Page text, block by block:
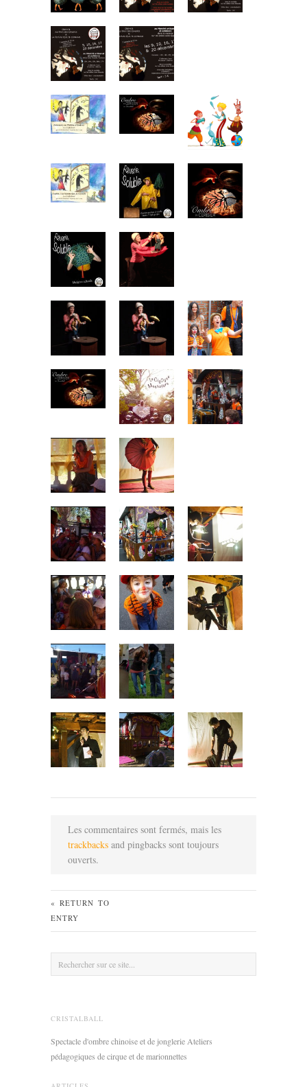
Les commentaires sont fermés, mais les
trackbacks and pingbacks sont toujours
ouverts.
« RETURN TO
ENTRY
CRISTALBALL
Spectacle d'ombre chinoise et de jonglerie Ateliers
pédagogiques de cirque et de marionnettes